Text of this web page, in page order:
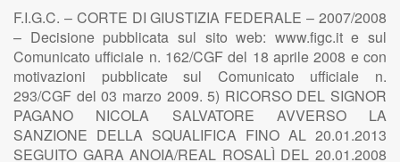
F.I.G.C. – CORTE DI GIUSTIZIA FEDERALE – 2007/2008
– Decisione pubblicata sul sito web: www.figc.it e sul
Comunicato ufficiale n. 162/CGF del 18 aprile 2008 e con
motivazioni pubblicate sul Comunicato ufficiale n.
293/CGF del 03 marzo 2009. 5) RICORSO DEL SIGNOR
PAGANO NICOLA SALVATORE AVVERSO LA
SANZIONE DELLA SQUALIFICA FINO AL 20.01.2013
SEGUITO GARA ANOIA/REAL ROSALÌ DEL 20.01.2008